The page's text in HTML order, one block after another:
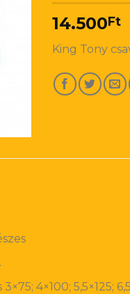
14.500Ft
King Tony
4×100; 5,5×125;